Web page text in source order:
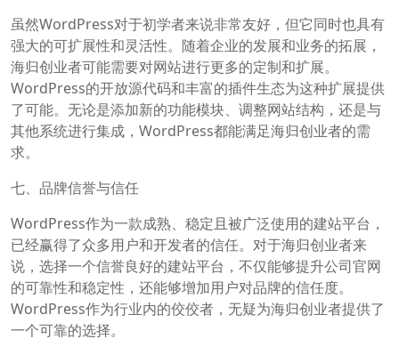
虽然WordPress对于初学者来说非常友好，但它同时也具有
强大的可扩展性和灵活性。随着企业的发展和业务的拓展，
海归创业者可能需要对网站进行更多的定制和扩展。
WordPress的开放源代码和丰富的插件生态为这种扩展提供
了可能。无论是添加新的功能模块、调整网站结构，还是与
其他系统进行集成，WordPress都能满足海归创业者的需
求。
七、品牌信誉与信任
WordPress作为一款成熟、稳定且被广泛使用的建站平台，
已经赢得了众多用户和开发者的信任。对于海归创业者来
说，选择一个信誉良好的建站平台，不仅能够提升公司官网
的可靠性和稳定性，还能够增加用户对品牌的信任度。
WordPress作为行业内的佼佼者，无疑为海归创业者提供了
一个可靠的选择。